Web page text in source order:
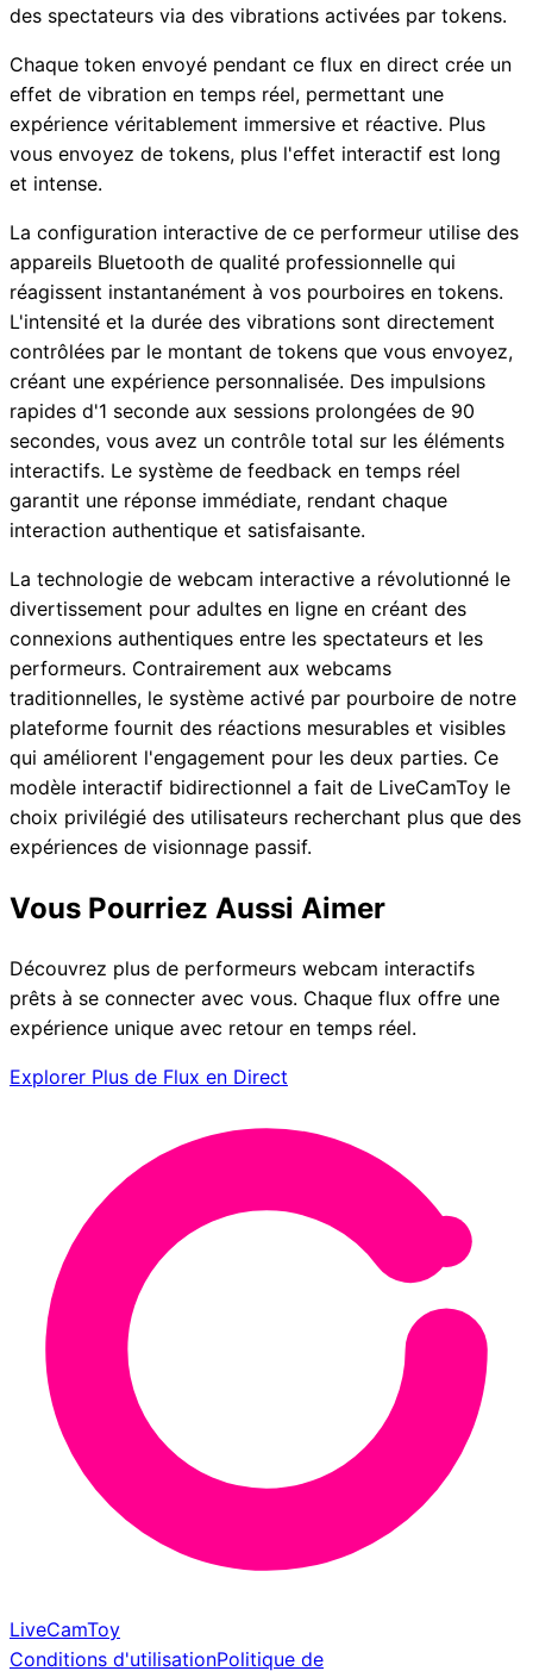
des spectateurs via des vibrations activées par tokens.
Chaque token envoyé pendant ce flux en direct crée un
effet de vibration en temps réel, permettant une
expérience véritablement immersive et réactive. Plus
vous envoyez de tokens, plus l'effet interactif est long
et intense.
La configuration interactive de ce performeur utilise des
appareils Bluetooth de qualité professionnelle qui
réagissent instantanément à vos pourboires en tokens.
L'intensité et la durée des vibrations sont directement
contrôlées par le montant de tokens que vous envoyez,
créant une expérience personnalisée. Des impulsions
rapides d'1 seconde aux sessions prolongées de 90
secondes, vous avez un contrôle total sur les éléments
interactifs. Le système de feedback en temps réel
garantit une réponse immédiate, rendant chaque
interaction authentique et satisfaisante.
La technologie de webcam interactive a révolutionné le
divertissement pour adultes en ligne en créant des
connexions authentiques entre les spectateurs et les
performeurs. Contrairement aux webcams
traditionnelles, le système activé par pourboire de notre
plateforme fournit des réactions mesurables et visibles
qui améliorent l'engagement pour les deux parties. Ce
modèle interactif bidirectionnel a fait de LiveCamToy le
choix privilégié des utilisateurs recherchant plus que des
expériences de visionnage passif.
Vous Pourriez Aussi Aimer
Découvrez plus de performeurs webcam interactifs
prêts à se connecter avec vous. Chaque flux offre une
expérience unique avec retour en temps réel.
Explorer Plus de Flux en Direct
LiveCamToy
Conditions d'utilisationPolitique de